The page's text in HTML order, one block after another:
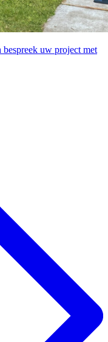
bespreek uw project met